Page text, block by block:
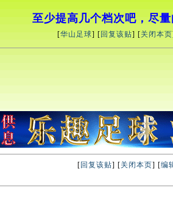
至少提高几个档次吧，尽量
[华山足球] [ 回复该贴] [关闭本页
[ 回复该贴] [关闭本页] [编